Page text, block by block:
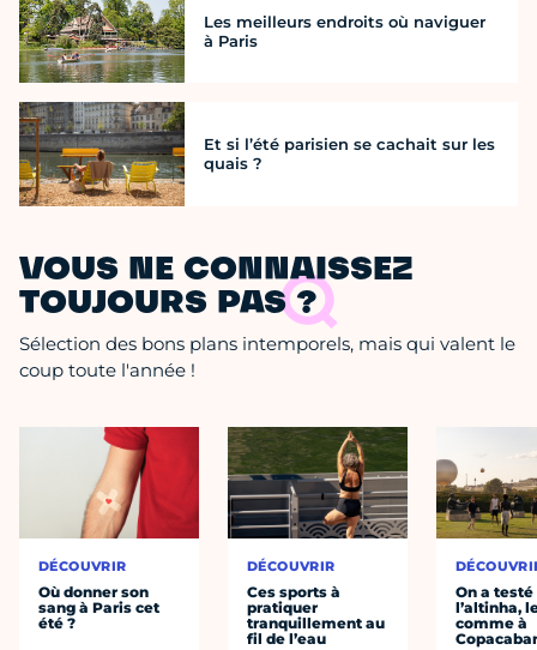
Les meilleurs endroits où naviguer
à Paris
Et si l’été parisien se cachait sur les
quais ?
VOUS NE CONNAISSEZ
TOUJOURS PAS ?
Sélection des bons plans intemporels, mais qui valent le
coup toute l'année !
DÉCOUVRIR
Où donner son
sang à Paris cet
été ?
DÉCOUVRIR
Ces sports à
pratiquer
tranquillement au
fil de l’eau
On a testé
l’altinha,
comme à